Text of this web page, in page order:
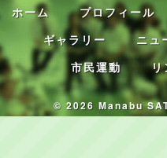
ホーム プロフィール
ギャラリー
ニュ
市民運動
リ
© 2026 Manabu